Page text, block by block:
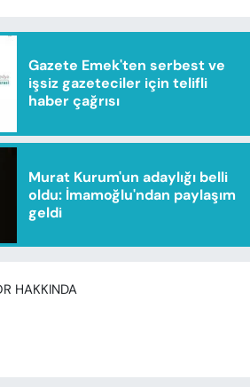
Gazete Emek'ten serbest ve
işsiz gazeteciler için telifli
haber çağrısı
Murat Kurum'un adaylığı belli
oldu: İmamoğlu'ndan paylaşım
geldi
HAKKINDA